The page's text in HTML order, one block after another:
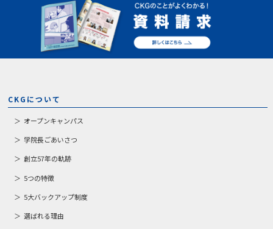
CKGについて
オープンキャンパス
学院長ごあいさつ
創立57年の軌跡
5つの特徴
5大バックアップ制度
選ばれる理由